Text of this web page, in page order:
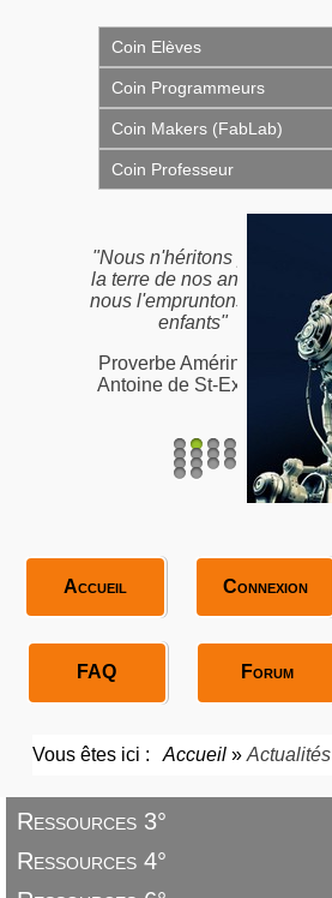
Coin Elèves
Coin Programmeurs
Coin Makers (FabLab)
Coin Professeur
"Nous n'héritons pas de
la terre de nos ancêtres,
nous l'empruntons à nos
enfants"
Proverbe Amérindien /
Antoine de St-Exupéry
1 2 3 4
6 7 8 9 10
1112 15
Accueil Connexion
FAQ Forum
Vous êtes ici : Accueil » Actualités
Ressources 3°
Ressources 4°